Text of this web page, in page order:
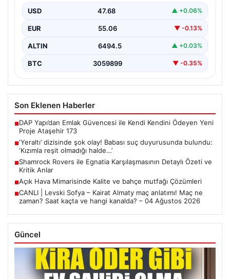
USD 47.68 ▲ +0.06%
EUR 55.06 ▼ -0.13%
ALTIN 6494.5 ▲ +0.03%
BTC 3059899 ▼ -0.35%
Son Eklenen Haberler
■DAP Yapı’dan Emlak Güvencesi ile Kendi Kendini Ödeyen Yeni
Proje Ataşehir 173
■‘Yeraltı’ dizisinde şok olay! Babası suç duyurusunda bulundu:
‘Kızımla reşit olmadığı halde…’
■Shamrock Rovers ile Egnatia Karşılaşmasının Detaylı Özeti ve
Kritik Anlar
■Açık Hava Mimarisinde Kalite ve bahçe mutfağı Çözümleri
■CANLI | Levski Sofya – Kairat Almaty maç anlatımı! Maç ne
zaman? Saat kaçta ve hangi kanalda? – 04 Ağustos 2026
Güncel